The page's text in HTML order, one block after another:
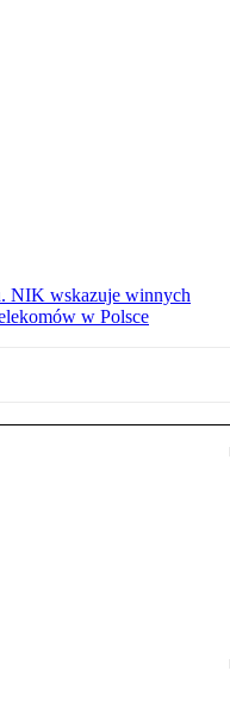
NIK wskazuje winnych
w Polsce